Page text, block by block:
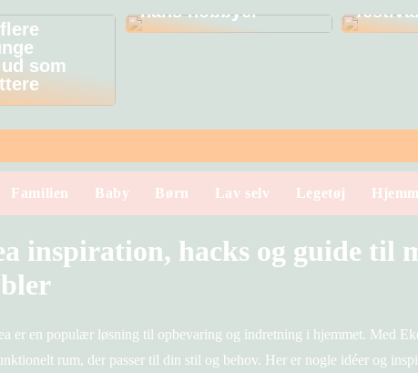
som
hans hobbyer
Familien Baby Børn Lav selv Legetøj
inspiration, hacks og guide til
er en populær løsning til opbevaring og indretning i hjemmet. Med
rum, der passer til din stil og behov. Her er nogle idéer og